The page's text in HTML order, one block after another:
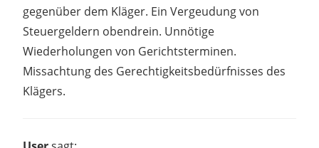
gegenüber dem Kläger. Ein Vergeudung von
Steuergeldern obendrein. Unnötige
Wiederholungen von Gerichtsterminen.
Missachtung des Gerechtigkeitsbedürfnisses des
Klägers.